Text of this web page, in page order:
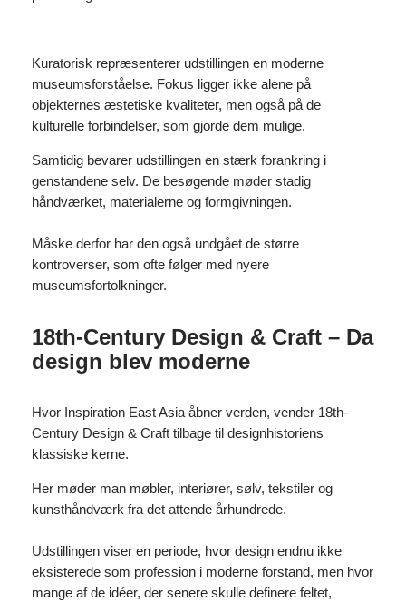
Kuratorisk repræsenterer udstillingen en moderne
museumsforståelse. Fokus ligger ikke alene på
objekternes æstetiske kvaliteter, men også på de
kulturelle forbindelser, som gjorde dem mulige.
Samtidig bevarer udstillingen en stærk forankring i
genstandene selv. De besøgende møder stadig
håndværket, materialerne og formgivningen.
Måske derfor har den også undgået de større
kontroverser, som ofte følger med nyere
museumsfortolkninger.
18th-Century Design & Craft – Da
design blev moderne
Hvor Inspiration East Asia åbner verden, vender 18th-
Century Design & Craft tilbage til designhistoriens
klassiske kerne.
Her møder man møbler, interiører, sølv, tekstiler og
kunsthåndværk fra det attende århundrede.
Udstillingen viser en periode, hvor design endnu ikke
eksisterede som profession i moderne forstand, men hvor
mange af de idéer, der senere skulle definere feltet,